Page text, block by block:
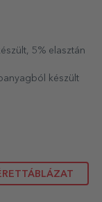
5% elasztán
készült